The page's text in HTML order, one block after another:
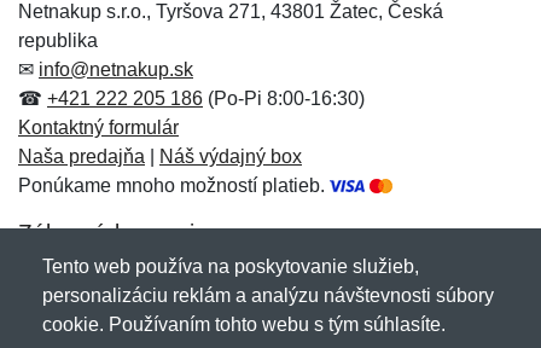
Netnakup s.r.o., Tyršova 271, 43801 Žatec, Česká
republika
✉ info@netnakup.sk
☎ +421 222 205 186 (Po-Pi 8:00-16:30)
Kontaktný formulár
Naša predajňa
Náš výdajný box
Ponúkame mnoho možností platieb.
Zákaznícky servis
Novinky emailom
Tento web používa na poskytovanie služieb,
personalizáciu reklám a analýzu návštevnosti súbory
cookie. Používaním tohto webu s tým súhlasíte.